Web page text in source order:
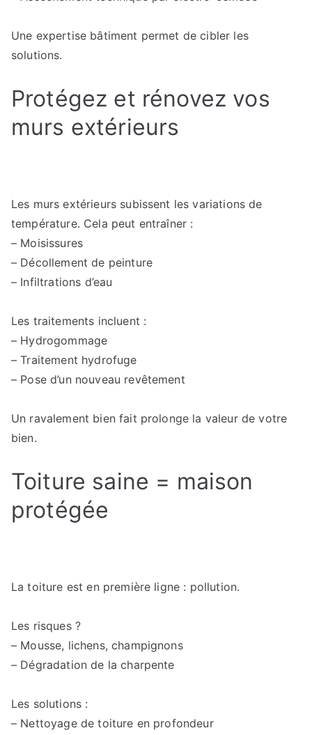
Une expertise bâtiment permet de cibler les
solutions.
Protégez et rénovez vos
murs extérieurs
Les murs extérieurs subissent les variations de
température. Cela peut entraîner :
– Moisissures
– Décollement de peinture
– Infiltrations d’eau
Les traitements incluent :
– Hydrogommage
– Traitement hydrofuge
– Pose d’un nouveau revêtement
Un ravalement bien fait prolonge la valeur de votre
bien.
Toiture saine = maison
protégée
La toiture est en première ligne : pollution.
Les risques ?
– Mousse, lichens, champignons
– Dégradation de la charpente
Les solutions :
– Nettoyage de toiture en profondeur